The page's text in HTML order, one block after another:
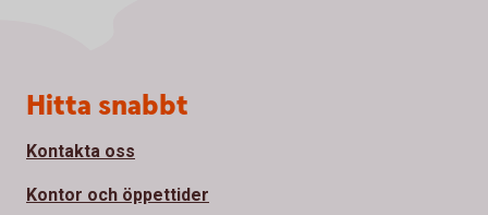
Sidfot
Hitta snabbt
Kontakta oss
Kontor och öppettider